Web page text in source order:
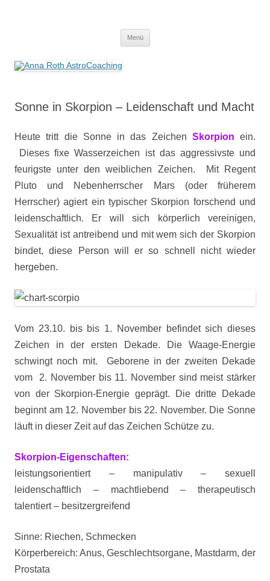
Menü
Sonne in Skorpion – Leidenschaft und Macht
Heute tritt die Sonne in das Zeichen Skorpion ein.
Dieses fixe Wasserzeichen ist das aggressivste und
feurigste unter den weiblichen Zeichen. Mit Regent
Pluto und Nebenherrscher Mars (oder früherem
Herrscher) agiert ein typischer Skorpion forschend und
leidenschaftlich. Er will sich körperlich vereinigen,
Sexualität ist antreibend und mit wem sich der Skorpion
bindet, diese Person will er so schnell nicht wieder
hergeben.
Vom 23.10. bis bis 1. November befindet sich dieses
Zeichen in der ersten Dekade. Die Waage-Energie
schwingt noch mit. Geborene in der zweiten Dekade
vom 2. November bis 11. November sind meist stärker
von der Skorpion-Energie geprägt. Die dritte Dekade
beginnt am 12. November bis 22. November. Die Sonne
läuft in dieser Zeit auf das Zeichen Schütze zu.
Skorpion-Eigenschaften:
leistungsorientiert – manipulativ – sexuell
leidenschaftlich – machtliebend – therapeutisch
talentiert – besitzergreifend
Sinne: Riechen, Schmecken
Körperbereich: Anus, Geschlechtsorgane, Mastdarm, der
Prostata